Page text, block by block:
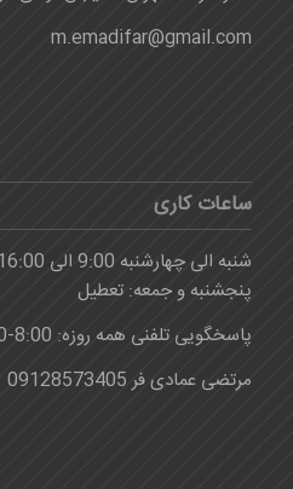
m.emadifar@gmail.com
ساعات کاری
شنبه الی چهارشنبه 9:00 الی 16:00
پنجشنبه و جمعه: تعطیل
پاسخگویی تلفنی همه روزه: 8:00-24:00
مرتضی عمادی فر 09128573405